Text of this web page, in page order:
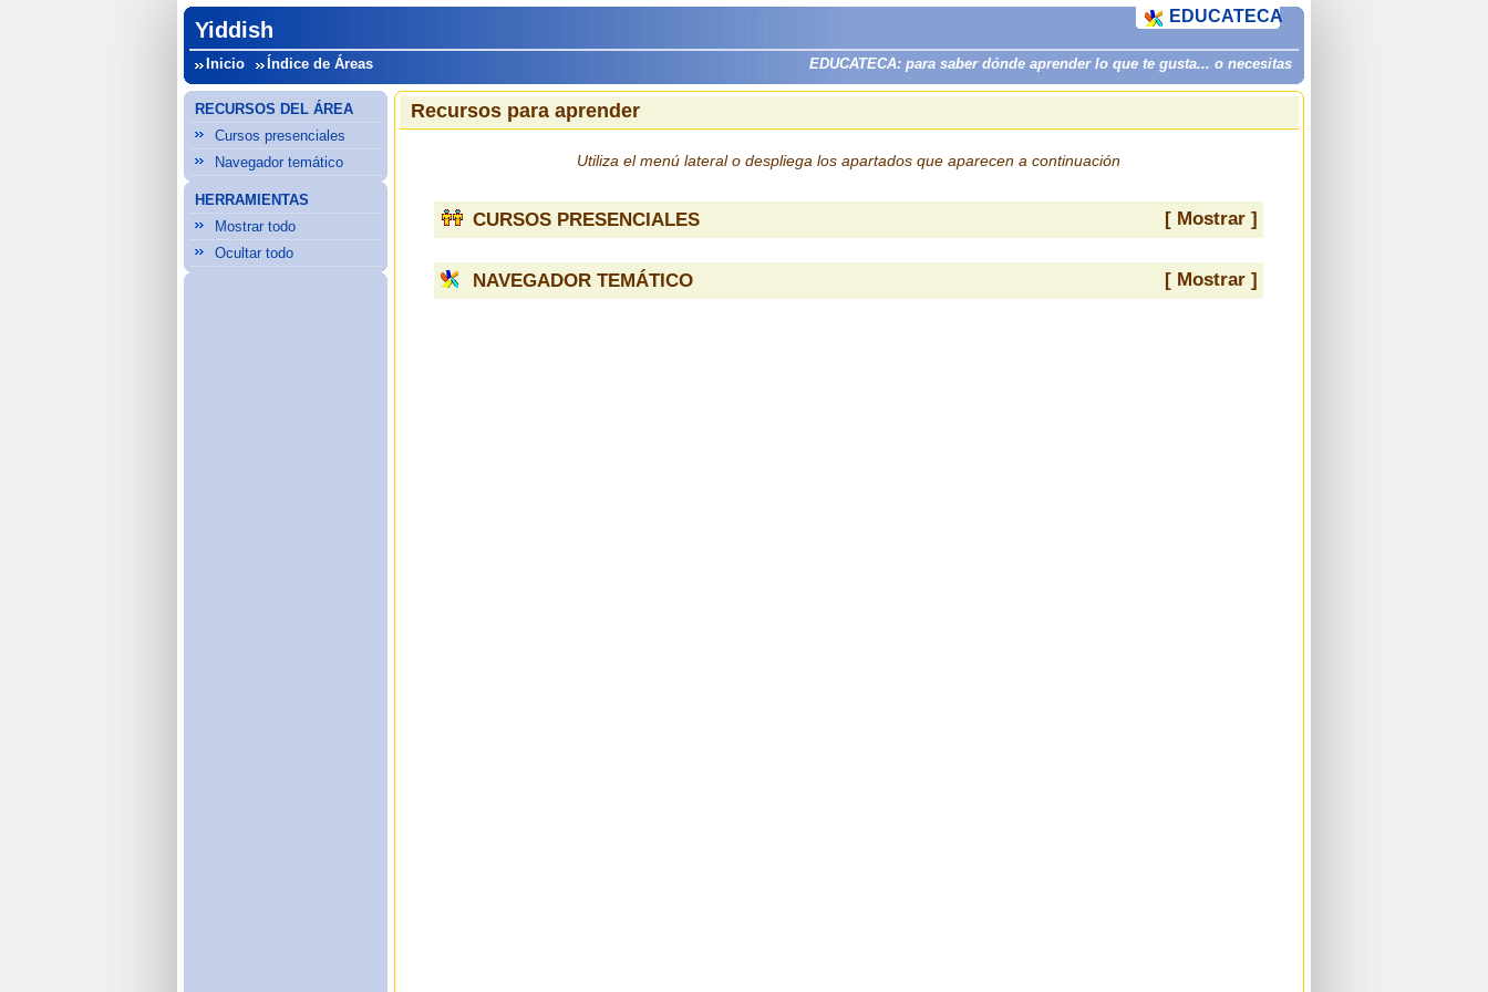
Yiddish
Inicio Índice de Áreas EDUCATECA: para saber dónde aprender lo que te gusta... o necesitas
EDUCATECA
RECURSOS DEL ÁREA
Cursos presenciales
Navegador temático
HERRAMIENTAS
Mostrar todo
Ocultar todo
Recursos para aprender
Utiliza el menú lateral o despliega los apartados que aparecen a continuación
CURSOS PRESENCIALES [ Mostrar ]
NAVEGADOR TEMÁTICO [ Mostrar ]